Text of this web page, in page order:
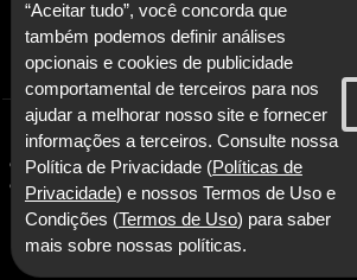
© 2026 Lygia & Nanny. Todos os
CNPJ: 53.227.120/0001-92 - Lygia & Nanny
Comercio LTDA
Com Tecnologia SmarterApp
“Aceitar tudo”, você concorda que
também podemos definir análises
opcionais e cookies de publicidade
comportamental de terceiros para nos
ajudar a melhorar nosso site e fornecer
informações a terceiros. Consulte nossa
Política de Privacidade (Políticas de
Privacidade) e nossos Termos de Uso e
Condições (Termos de Uso) para saber
mais sobre nossas políticas.